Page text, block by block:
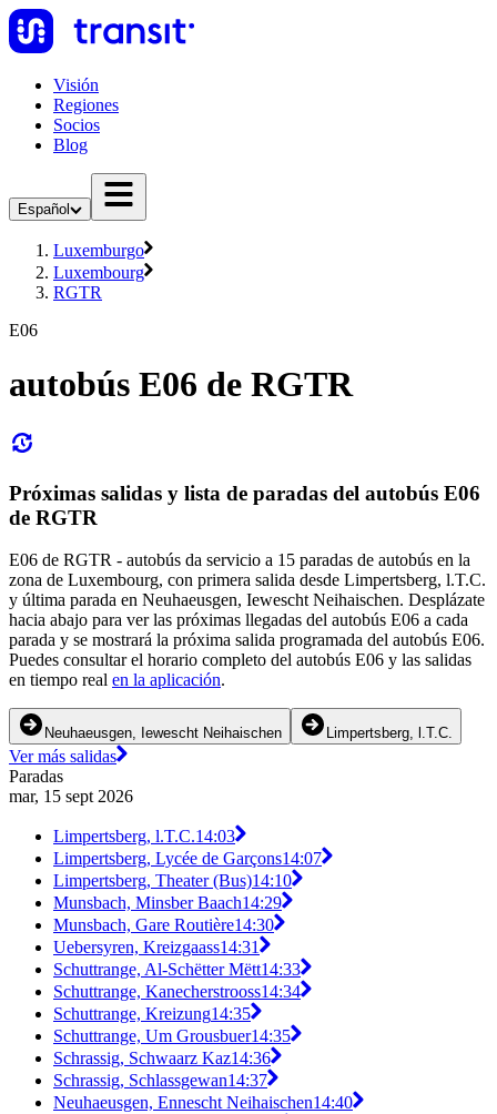
Visión
Regiones
Socios
Blog
Español
Luxemburgo
Luxembourg
RGTR
E06
autobús E06 de RGTR
Próximas salidas y lista de paradas del autobús E06
de RGTR
E06 de RGTR - autobús da servicio a 15 paradas de autobús en la
zona de Luxembourg, con primera salida desde Limpertsberg, l.T.C.
y última parada en Neuhaeusgen, Iewescht Neihaischen. Desplázate
hacia abajo para ver las próximas llegadas del autobús E06 a cada
parada y se mostrará la próxima salida programada del autobús E06.
Puedes consultar el horario completo del autobús E06 y las salidas
en tiempo real en la aplicación.
Neuhaeusgen, Iewescht Neihaischen Limpertsberg, l.T.C.
Ver más salidas
Paradas
mar, 15 sept 2026
Limpertsberg, l.T.C.14:03
Limpertsberg, Lycée de Garçons14:07
Limpertsberg, Theater (Bus)14:10
Munsbach, Minsber Baach14:29
Munsbach, Gare Routière14:30
Uebersyren, Kreizgaass14:31
Schuttrange, Al-Schëtter Mëtt14:33
Schuttrange, Kanecherstrooss14:34
Schuttrange, Kreizung14:35
Schuttrange, Um Grousbuer14:35
Schrassig, Schwaarz Kaz14:36
Schrassig, Schlassgewan14:37
Neuhaeusgen, Ennescht Neihaischen14:40